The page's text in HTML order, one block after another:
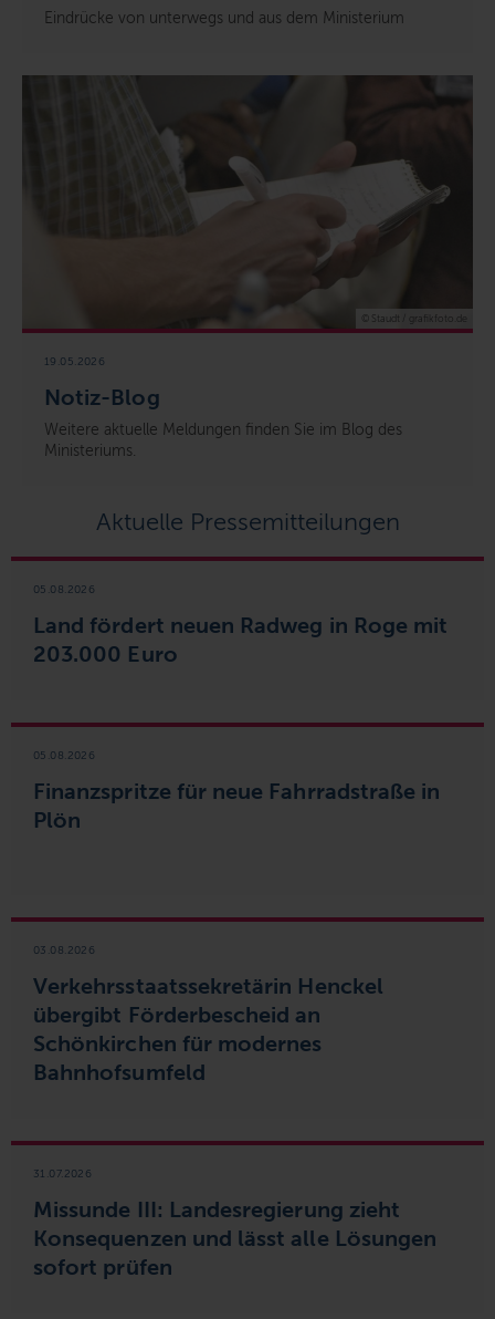
Eindrücke von unterwegs und aus dem Ministerium
Notiz-Blog
19.05.2026
Weitere aktuelle Meldungen finden Sie im Blog des
Ministeriums.
© Staudt / grafikfoto.de
Aktuelle Pressemitteilungen
Land fördert neuen Radweg in Roge mit
203.000 Euro
05.08.2026
Finanzspritze für neue Fahrradstraße in
Plön
05.08.2026
Verkehrsstaatssekretärin Henckel
übergibt Förderbescheid an
Schönkirchen für modernes
Bahnhofsumfeld
03.08.2026
Missunde III: Landesregierung zieht
Konsequenzen und lässt alle Lösungen
sofort prüfen
31.07.2026